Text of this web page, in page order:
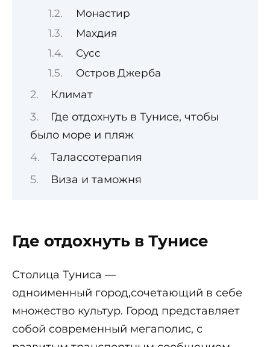
Монастир
Махдия
Сусс
Остров Джерба
Климат
Где отдохнуть в Тунисе, чтобы
было море и пляж
Талассотерапия
Виза и таможня
Где отдохнуть в Тунисе
Столица Туниса —
одноименный город,сочетающий в себе
множество культур. Город представляет
собой современный мегаполис, с